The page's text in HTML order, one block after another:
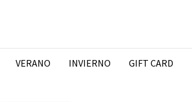
VERANO INVIERNO GIFT CARD